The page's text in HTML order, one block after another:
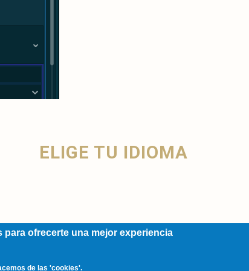
ELIGE TU IDIOMA
ofrecerte una mejor experiencia
de las 'cookies'.